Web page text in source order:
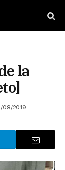
la
08/2019